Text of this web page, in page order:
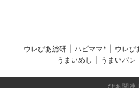
ウレぴあ総研 ハピママ* ウレぴ
うまいめし
うまいパン